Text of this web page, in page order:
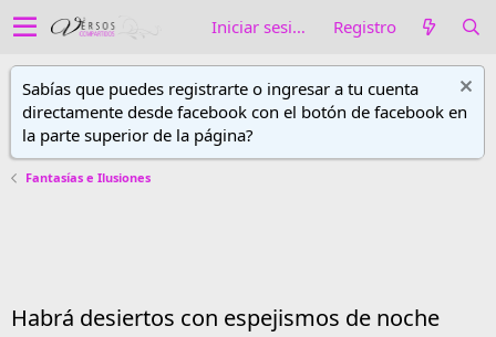
Iniciar sesión Registro
Sabías que puedes registrarte o ingresar a tu cuenta
directamente desde facebook con el botón de facebook en
la parte superior de la página?
Fantasías e Ilusiones
Habrá desiertos con espejismos de noche